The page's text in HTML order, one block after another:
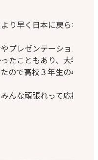
り早く日本に戻らな
プレゼンテーション
たこともあり、大学
ので高校３年生の4
んな頑張れって応援